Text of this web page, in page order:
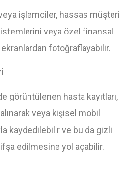
işlemciler, hassas müşteri
veya özel finansal
fotoğraflayabilir.
görüntülenen hasta kayıtları,
veya kişisel mobil
kaydedilebilir ve bu da gizli
edilmesine yol açabilir.